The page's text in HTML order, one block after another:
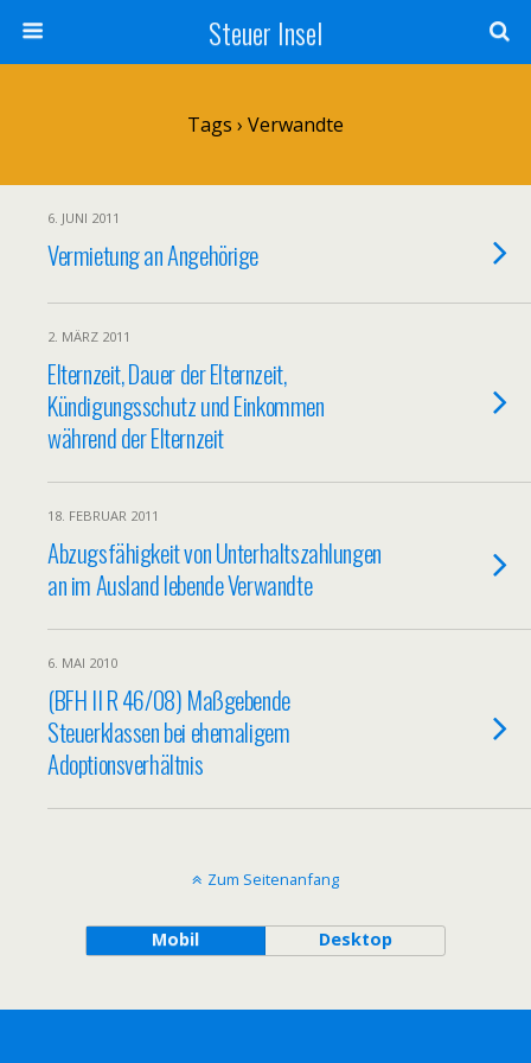
Steuer Insel
Tags › Verwandte
6. JUNI 2011
Vermietung an Angehörige
2. MÄRZ 2011
Elternzeit, Dauer der Elternzeit,
Kündigungsschutz und Einkommen
während der Elternzeit
18. FEBRUAR 2011
Abzugsfähigkeit von Unterhaltszahlungen
an im Ausland lebende Verwandte
6. MAI 2010
(BFH II R 46/08) Maßgebende
Steuerklassen bei ehemaligem
Adoptionsverhältnis
Zum Seitenanfang
Mobil Desktop